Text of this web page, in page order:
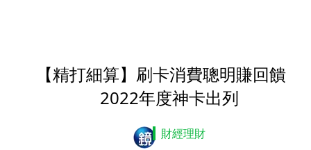
【精打細算】刷卡消費聰明賺回饋
2022年度神卡出列
財經理財